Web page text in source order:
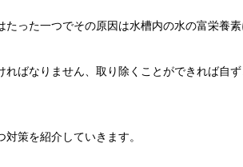
った一つでその原因は水槽内の水の富栄養素
ればなりません、取り除くことができれば自
策を紹介していきます。